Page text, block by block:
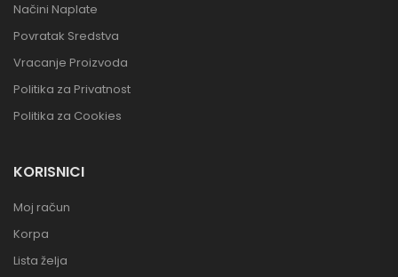
Načini Naplate
Povratak Sredstva
Vracanje Proizvoda
Politika za Privatnost
Politika za Cookies
KORISNICI
Moj račun
Korpa
Lista želja